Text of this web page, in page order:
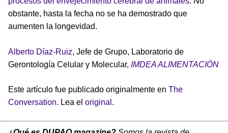
obstante, hasta la fecha no se ha demostrado que
aumenten la longevidad.
Alberto Díaz-Ruiz, Jefe de Grupo, Laboratorio de
Gerontología Celular y Molecular, IMDEA ALIMENTACIÓN
Este artículo fue publicado originalmente en The
Conversation. Lea el original .